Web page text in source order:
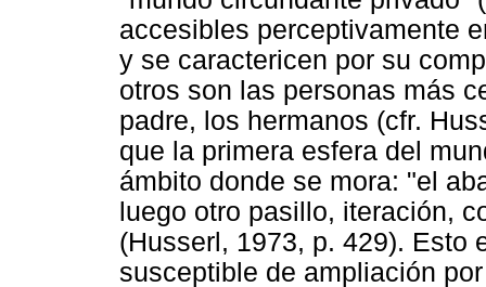
accesibles perceptivamente
y se caractericen por su
otros son las personas más
padre, los hermanos (cfr.
que la primera esfera del
ámbito donde se mora: "el
luego otro pasillo, iteración,
(Husserl, 1973, p. 429). Esto
susceptible de ampliación